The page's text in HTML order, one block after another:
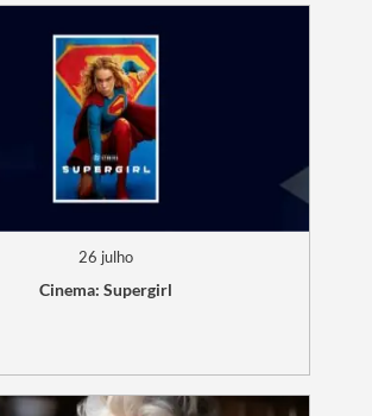
26 julho
Cinema: Supergirl